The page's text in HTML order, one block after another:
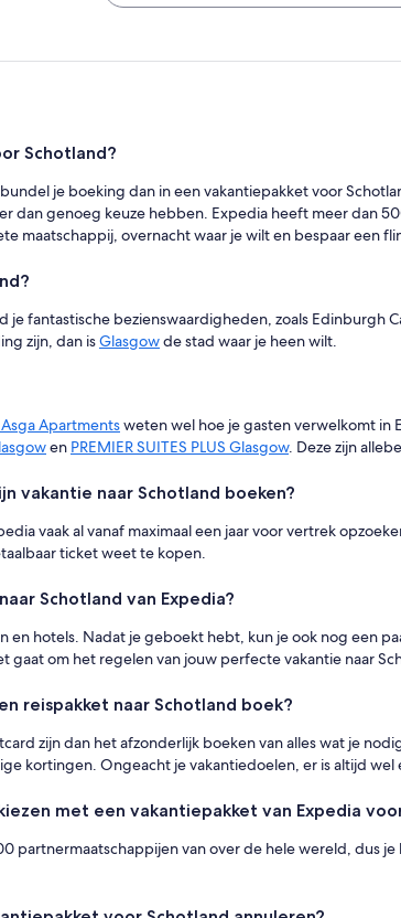
Schotland?
je boeking dan in een vakantiepakket voor
dan genoeg keuze hebben. Expedia heeft meer dan
maatschappij, overnacht waar je wilt en bespaar een
je fantastische bezienswaardigheden, zoals Edinburgh
zijn, dan isGlasgowde stad waar je heen wilt.
Apartmentsweten wel hoe je gasten verwelkomt in
en PREMIER SUITES PLUS Glasgow. Deze zijn
vakantie naar Schotland boeken?
vaak al vanaf maximaal een jaar voor vertrek
ticket weet te kopen.
Schotland van Expedia?
en hotels. Nadat je geboekt hebt, kun je ook nog een
gaat om het regelen van jouw perfecte vakantie naar
reispakket naar Schotland boek?
zijn dan het afzonderlijk boeken van alles wat je
kortingen. Ongeacht je vakantiedoelen, er is altijd wel
met een vakantiepakket van Expedia
partnermaatschappijen van over de hele wereld, dus